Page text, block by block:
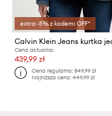
extra -5% z kodem: OFF*
Cena aktualna:
439,99 zł
Cena regularna:849,99 zł
Najniższa cena:449,99 zł